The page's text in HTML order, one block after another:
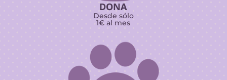
DONA
Desde sólo
1€ al mes